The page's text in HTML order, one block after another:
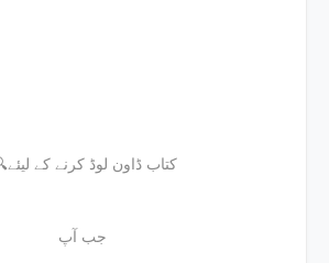
🔍کتاب ڈاون لوڈ کرنے کے لیئے
جب آپ